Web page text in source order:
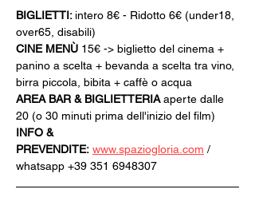
BIGLIETTI: intero 8€ - Ridotto 6€ (under18,
over65, disabili)
CINE MENÙ 15€ -> biglietto del cinema +
panino a scelta + bevanda a scelta tra vino,
birra piccola, bibita + caffè o acqua
AREA BAR & BIGLIETTERIA aperte dalle
20 (o 30 minuti prima dell'inizio del film)
INFO &
PREVENDITE: www.spaziogloria.com /
whatsapp +39 351 6948307